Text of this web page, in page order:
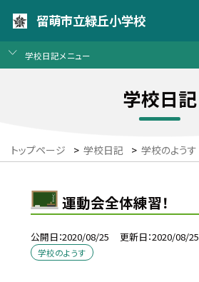
留萌市立緑丘小学校
学校日記メニュー
学校日記
トップページ > 学校日記 > 学校のようす
運動会全体練習！
公開日 2020/08/25 更新日 2020/08/25
学校のようす